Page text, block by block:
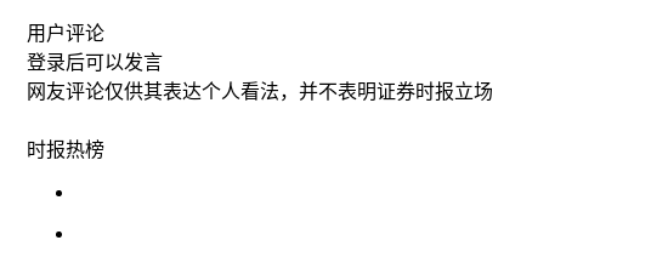
用户评论
登录后可以发言
网友评论仅供其表达个人看法，并不表明证券时报立场
时报热榜